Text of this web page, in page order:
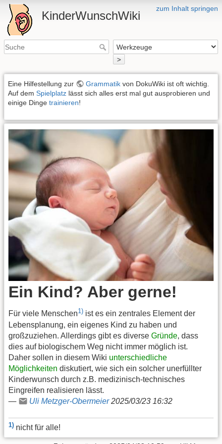
zum Inhalt springen
KinderWunschWiki
>
Eine Hilfestellung zur Grammatikvon DokuWiki ist oft wichtig.
Auf dem Spielplatz lässt sich alles erst mal gut ausprobieren und
einige Dinge trainieren!
Ein Kind? Aber gerne!
Für viele Menschen1) ist es ein zentrales Element der
Lebensplanung, ein eigenes Kind zu haben und
großzuziehen. Allerdings gibt es diverse Gründe, dass
dies auf biologischem Weg nicht immer möglich ist.
Daher sollen in diesem Wiki unterschiedliche
Möglichkeiten diskutiert, wie sich ein solcher unerfüllter
Kinderwunsch durch z.B. medizinisch-technisches
Eingreifen realisieren lässt.
—
Uli Metzger-Obermeier2025/03/23 16:32
1) nicht für alle!